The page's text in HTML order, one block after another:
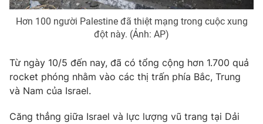
Hơn 100 người Palestine đã thiệt mạng trong cuộc xung
đột này. (Ảnh: AP)
Từ ngày 10/5 đến nay, đã có tổng cộng hơn 1.700 quả
rocket phóng nhằm vào các thị trấn phía Bắc, Trung
và Nam của Israel.
Căng thẳng giữa Israel và lực lượng vũ trang tại Dải